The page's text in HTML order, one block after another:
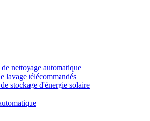
nettoyage automatique
lavage télécommandés
stockage d'énergie solaire